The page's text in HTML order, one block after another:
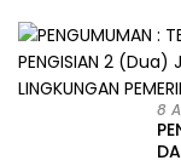
LINGKUNGAN
8